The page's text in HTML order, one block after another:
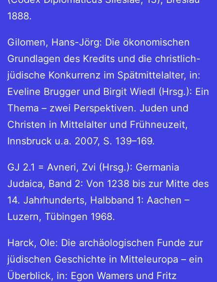
1888.
Gilomen, Hans-Jörg: Die ökonomischen
Grundlagen des Kredits und die christlich-
jüdische Konkurrenz im Spätmittelalter, in:
Eveline Brugger und Birgit Wiedl (Hrsg.): Ein
Thema – zwei Perspektiven. Juden und
Christen in Mittelalter und Frühneuzeit,
Innsbruck u.a. 2007, S. 139–169.
GJ 2.1 = Avneri, Zvi (Hrsg.): Germania
Judaica, Band 2: Von 1238 bis zur Mitte des
14. Jahrhunderts, Halbband 1: Aachen –
Luzern, Tübingen 1968.
Harck, Ole: Die archäologischen Funde zur
jüdischen Geschichte in Mitteleuropa – ein
Überblick, in: Egon Wamers und Fritz